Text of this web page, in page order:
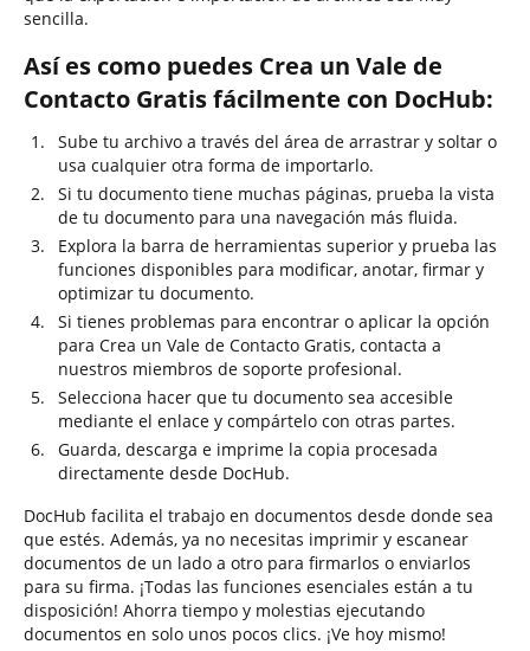
sencilla.
Así es como puedes Crea un Vale de
Contacto Gratis fácilmente con DocHub:
Sube tu archivo a través del área de arrastrar y soltar o
usa cualquier otra forma de importarlo.
Si tu documento tiene muchas páginas, prueba la vista
de tu documento para una navegación más fluida.
Explora la barra de herramientas superior y prueba las
funciones disponibles para modificar, anotar, firmar y
optimizar tu documento.
Si tienes problemas para encontrar o aplicar la opción
para Crea un Vale de Contacto Gratis, contacta a
nuestros miembros de soporte profesional.
Selecciona hacer que tu documento sea accesible
mediante el enlace y compártelo con otras partes.
Guarda, descarga e imprime la copia procesada
directamente desde DocHub.
DocHub facilita el trabajo en documentos desde donde sea
que estés. Además, ya no necesitas imprimir y escanear
documentos de un lado a otro para firmarlos o enviarlos
para su firma. ¡Todas las funciones esenciales están a tu
disposición! Ahorra tiempo y molestias ejecutando
documentos en solo unos pocos clics. ¡Ve hoy mismo!